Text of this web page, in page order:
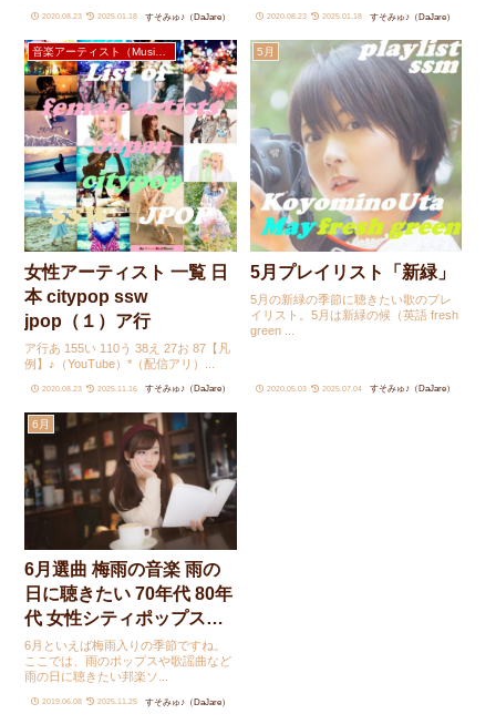
2020.08.23 2025.01.18 すそみゅ♪（DaJare） 2020.08.23 2025.01.18 すそみゅ♪（DaJare）
音楽アーティスト（Music Artists）
女性アーティスト 一覧 日
本 citypop ssw
jpop（１）ア行
ア行あ 155い 110う 38え 27お 87【凡
例】♪（YouTube）*（配信アリ）...
2020.08.23 2025.11.16 すそみゅ♪（DaJare）
5月
5月プレイリスト「新緑」
5月の新緑の季節に聴きたい歌のプレ
イリスト。5月は新緑の候（英語 fresh
green ...
2020.05.03 2025.07.04 すそみゅ♪（DaJare）
6月
6月選曲 梅雨の音楽 雨の
日に聴きたい 70年代 80年
代 女性シティポップス名
曲
6月といえば梅雨入りの季節ですね。
ここでは、雨のポップスや歌謡曲など
雨の日に聴きたい邦楽ソ...
2019.06.08 2025.11.25 すそみゅ♪（DaJare）